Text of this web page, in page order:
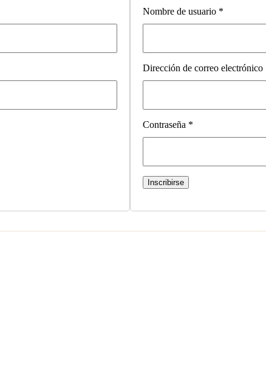
Nombre de usuario *
Dirección de correo electrónico
Contraseña *